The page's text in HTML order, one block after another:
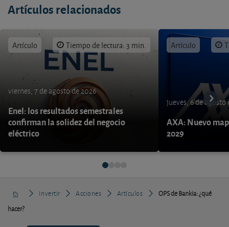
Artículos relacionados
Artículo Tiempo de lectura: 3 min.
viernes, 7 de agosto de 2026
Enel: los resultados semestrales
confirman la solidez del negocio
eléctrico
Artículo
jueves, 6 de agosto
AXA: Nuevo
2029
Invertir Acciones Artículos
OPS de Bankia: ¿qué
hacer?